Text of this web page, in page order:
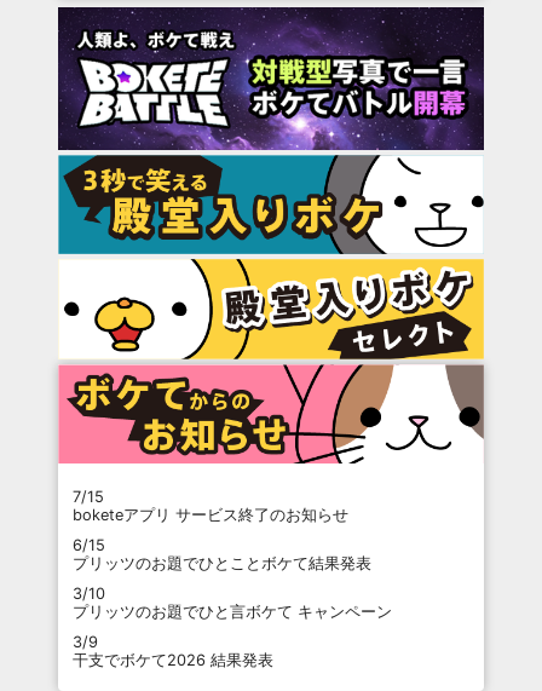
7/15
boketeアプリ サービス終了のお知らせ
6/15
プリッツのお題でひとことボケて結果発表
3/10
プリッツのお題でひと言ボケて キャンペーン
3/9
干支でボケて2026 結果発表